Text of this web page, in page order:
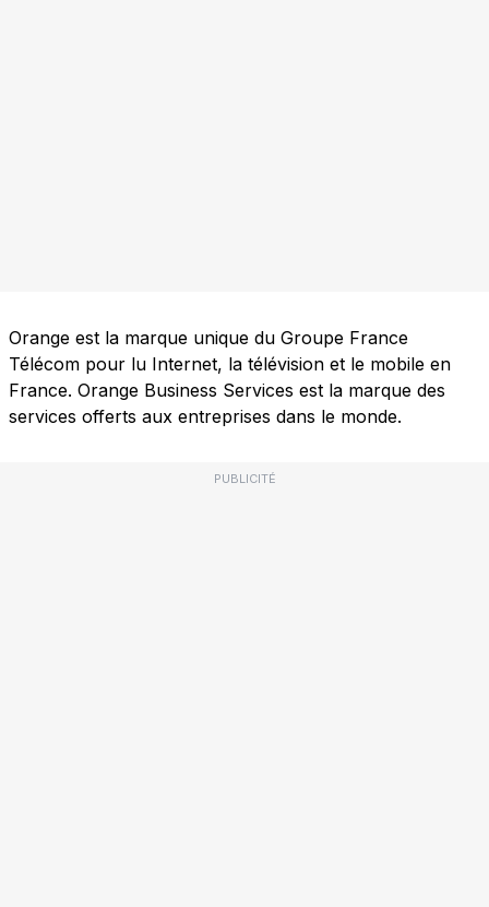
Orange est la marque unique du Groupe France
Télécom pour lu Internet, la télévision et le mobile en
France. Orange Business Services est la marque des
services offerts aux entreprises dans le monde.
PUBLICITÉ